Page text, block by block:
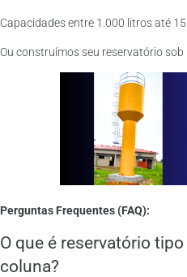
Capacidades entre 1.000 litros até
Ou construímos seu reservatório sob
Perguntas Frequentes (FAQ):
O que é reservatório
coluna?